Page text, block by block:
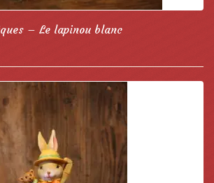
– Le lapinou blanc